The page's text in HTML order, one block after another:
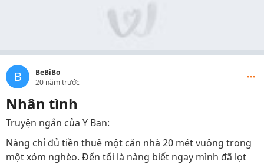
B
BeBiBo
20 năm trước
Nhân tình
Truyện ngắn của Y Ban:
Nàng chỉ đủ tiền thuê một căn nhà 20 mét vuông trong
một xóm nghèo. Đến tối là nàng biết ngay mình đã lọt